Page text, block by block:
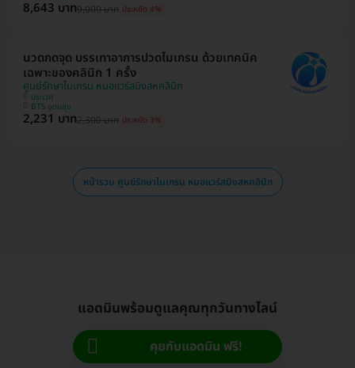
8,643 บาท9,000 บาท ประหยัด 4%
นวดกดจุด บรรเทาอาการปวดไมเกรน ด้วยเทคนิค
เฉพาะของคลินิก 1 ครั้ง
ศูนย์รักษาไมเกรน หมอแวร์สมิงสหคลินิก
ประเวศ
BTS อุดมสุข
2,231 บาท2,300 บาท ประหยัด 3%
หน้ารวม ศูนย์รักษาไมเกรน หมอแวร์สมิงสหคลินิก
แอดมินพร้อมดูแลคุณทุกวันทางไลน์
คุยกับแอดมิน ฟรี!